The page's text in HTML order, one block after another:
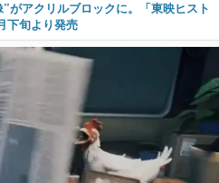
がアクリルブロックに。「東映ヒスト
下旬より発売